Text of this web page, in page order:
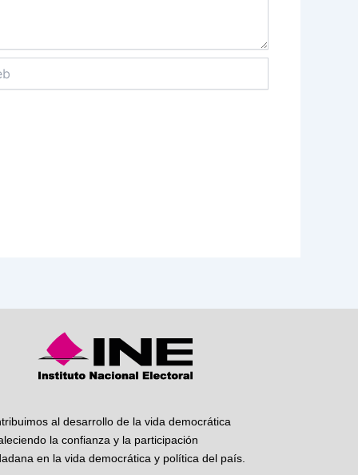
al desarrollo de la vida democrática
la confianza y la participación
en la vida democrática y política del país.